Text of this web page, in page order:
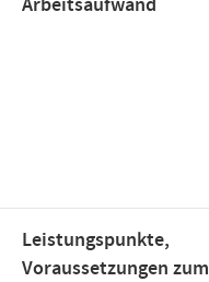
Arbeitsaufwand
Leistungspunkte,
Voraussetzungen zum